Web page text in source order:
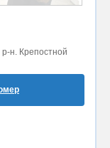
н. Крепостной